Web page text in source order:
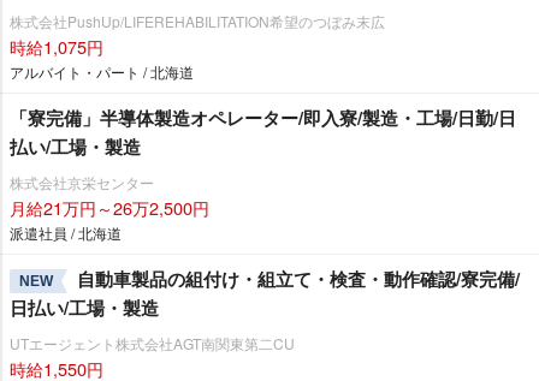
株式会社PushUp/LIFEREHABILITATION希望のつぼみ末広
時給1,075円
アルバイト・パート / 北海道
「寮完備」半導体製造オペレーター/即入寮/製造・工場/日勤/日
払い/工場・製造
株式会社京栄センター
月給21万円～26万2,500円
派遣社員 / 北海道
NEW
自動車製品の組付け・組立て・検査・動作確認/寮完備/
日払い/工場・製造
UTエージェント株式会社AGT南関東第二CU
時給1,550円